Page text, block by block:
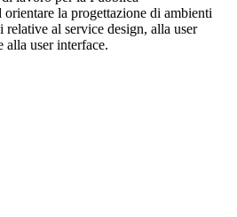
la progettazione di ambienti
al service design, alla user
alla user interface.